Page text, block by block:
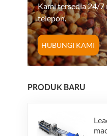
Kami tersedia 24/7
telepon.
HUBUNGI KAMI
PRODUK BARU